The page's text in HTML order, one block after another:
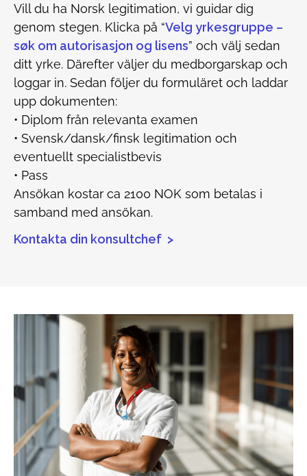
Vill du ha Norsk legitimation, vi guidar dig
genom stegen. Klicka på “Velg yrkesgruppe –
søk om autorisasjon og lisens” och välj sedan
ditt yrke. Därefter väljer du medborgarskap och
loggar in. Sedan följer du formuläret och laddar
upp dokumenten:
• Diplom från relevanta examen
• Svensk/dansk/finsk legitimation och
eventuellt specialistbevis
• Pass
Ansökan kostar ca 2100 NOK som betalas i
samband med ansökan.
Kontakta din konsultchef >